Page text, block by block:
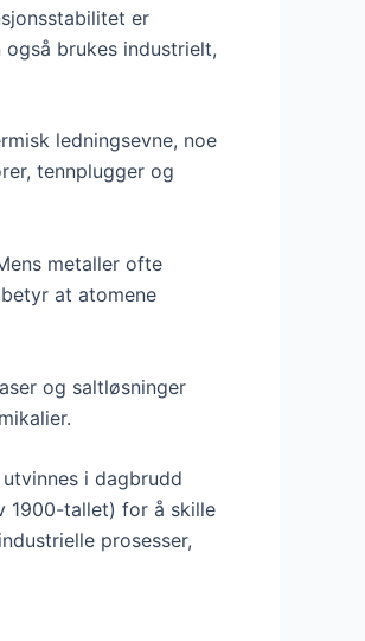
er
brukes industrielt,
ledningsevne, noe
tennplugger og
metaller ofte
at atomene
og saltløsninger
i dagbrudd
1900-tallet) for å skille
prosesser,